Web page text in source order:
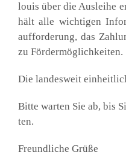
lou­is über die Aus­lei­he
hält alle wich­ti­gen
auf­for­de­rung, das
zu För­der­mög­lich­kei­ten.
Die lan­des­weit
Bit­te war­ten Sie ab, bis
ten.
Freund­li­che Grü­ße